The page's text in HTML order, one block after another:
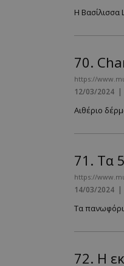
Η Βασίλισσα
70.
https://
12/03/2024 |
Αιθέριο
71. Τα
https://
14/03/2024 |
Τα
72. Η